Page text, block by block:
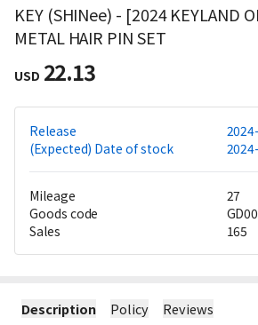
KEY (SHINee) - [2024 KEYLAND
METAL HAIR PIN SET
USD 22.13
Release
(Expected) Date of stock
Mileage
27
Goods code
Sales
165
Description Policy Reviews